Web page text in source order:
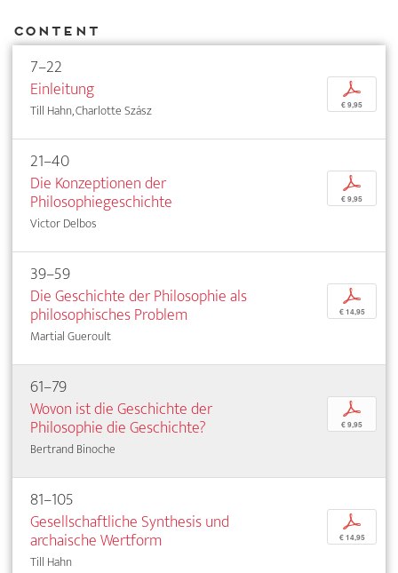
Content
7–22
Einleitung
Till Hahn, Charlotte Szász
p
€ 9,95
21–40
Die Konzeptionen der
Philosophiegeschichte
Victor Delbos
p
€ 9,95
39–59
Die Geschichte der Philosophie als
philosophisches Problem
Martial Gueroult
p
€ 14,95
61–79
Wovon ist die Geschichte der
Philosophie die Geschichte?
Bertrand Binoche
p
€ 9,95
81–105
Gesellschaftliche Synthesis und
archaische Wertform
Till Hahn
p
€ 14,95